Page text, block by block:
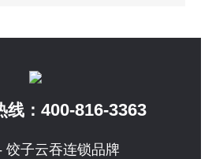
线： 400-816-3363
饺子云吞连锁品牌